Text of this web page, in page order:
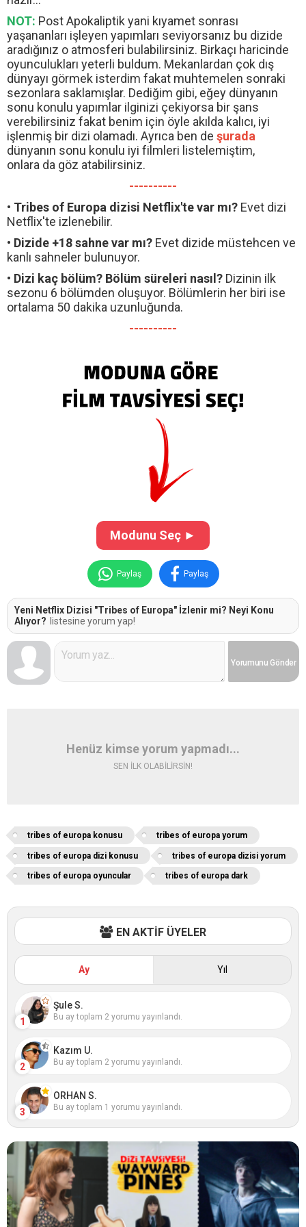
NOT: Post Apokaliptik yani kıyamet sonrası
yaşananları işleyen yapımları seviyorsanız bu dizide
aradığınız o atmosferi bulabilirsiniz. Birkaçı haricinde
oyunculukları yeterli buldum. Mekanlardan çok dış
dünyayı görmek isterdim fakat muhtemelen sonraki
sezonlara saklamışlar. Dediğim gibi, eğey dünyanın
sonu konulu yapımlar ilginizi çekiyorsa bir şans
verebilirsiniz fakat benim için öyle akılda kalıcı, iyi
işlenmiş bir dizi olamadı. Ayrıca ben de şurada
dünyanın sonu konulu iyi filmleri listelemiştim,
onlara da göz atabilirsiniz.
----------
• Tribes of Europa dizisi Netflix'te var mı? Evet dizi
Netflix'te izlenebilir.
• Dizide +18 sahne var mı? Evet dizide müstehcen ve
kanlı sahneler bulunuyor.
• Dizi kaç bölüm? Bölüm süreleri nasıl? Dizinin ilk
sezonu 6 bölümden oluşuyor. Bölümlerin her biri ise
ortalama 50 dakika uzunluğunda.
----------
Modunu Seç ►
Paylaş Paylaş
Yeni Netflix Dizisi "Tribes of Europa" İzlenir mi? Neyi Konu
Alıyor? listesine yorum yap!
Yorumunu Gönder
Henüz kimse yorum yapmadı...
SEN İLK OLABİLİRSİN!
tribes of europa konusu tribes of europa yorum
tribes of europa dizi konusu tribes of europa dizisi yorum
tribes of europa oyuncular tribes of europa dark
EN AKTİF ÜYELER
Ay Yıl
1
Şule S.
Bu ay toplam 2 yorumu yayınlandı.
2
Kazım U.
Bu ay toplam 2 yorumu yayınlandı.
3
ORHAN S.
Bu ay toplam 1 yorumu yayınlandı.